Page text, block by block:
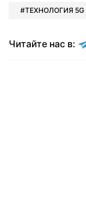
ТЕХНОЛОГИЯ 5G
Читайте нас в: